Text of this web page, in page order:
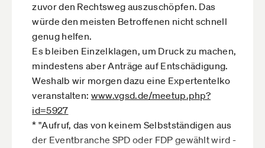
zuvor den Rechtsweg auszuschöpfen. Das
würde den meisten Betroffenen nicht schnell
genug helfen.
Es bleiben Einzelklagen, um Druck zu machen,
mindestens aber Anträge auf Entschädigung.
Weshalb wir morgen dazu eine Expertentelko
veranstalten: www.vgsd.de­/meetup.php?
id=5927
* "Aufruf, das von keinem Selbstständigen aus
der Eventbranche SPD oder FDP gewählt wird -